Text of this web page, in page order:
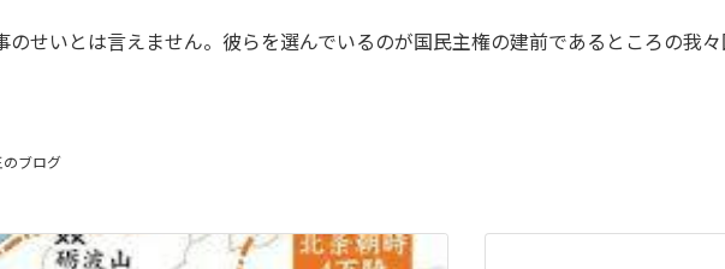
のせいとは言えません。彼らを選んでいるのが国民主権の建前であるところの我々
のブログ